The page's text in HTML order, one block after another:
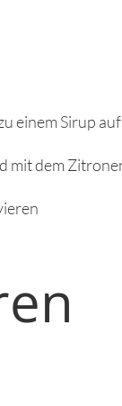
einem Sirup
mit dem